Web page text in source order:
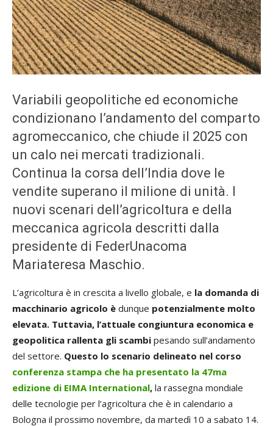
Variabili geopolitiche ed economiche
condizionano l’andamento del comparto
agromeccanico, che chiude il 2025 con
un calo nei mercati tradizionali.
Continua la corsa dell’India dove le
vendite superano il milione di unità. I
nuovi scenari dell’agricoltura e della
meccanica agricola descritti dalla
presidente di FederUnacoma
Mariateresa Maschio.
L’agricoltura è in crescita a livello globale, e la domanda di
macchinario agricolo è dunque potenzialmente molto
elevata. Tuttavia, l’attuale congiuntura economica e
geopolitica rallenta gli scambi pesando sull’andamento
del settore. Questo lo scenario delineato nel corso
conferenza stampa che ha presentato la 47ma
edizione di EIMA International, la rassegna mondiale
delle tecnologie per l’agricoltura che è in calendario a
Bologna il prossimo novembre, da martedì 10 a sabato 14.